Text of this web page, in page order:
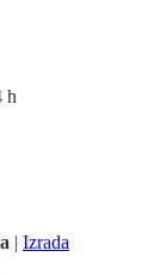
h
| Izrada